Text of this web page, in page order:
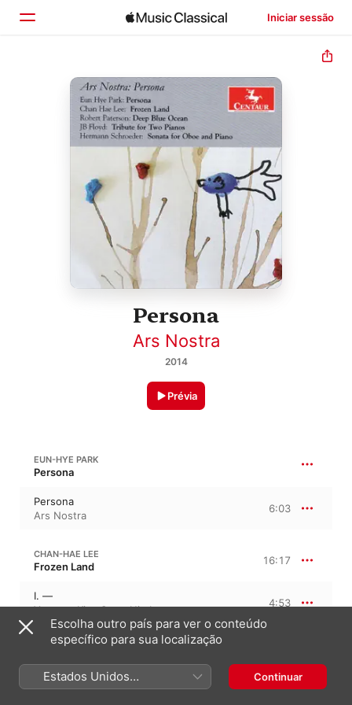
Iniciar sessão
Início
Explorar
Buscar
Persona
Ars Nostra
2014
Prévia
EUN-HYE PARK
Persona
Persona
Ars Nostra
6:03
CHAN-HAE LEE
Frozen Land 16:17
I. —
Youmee Kim,Sang-Hie Lee
4:53
II. —
III. —
5:45
Escolha outro país para ver o conteúdo
específico para sua localização
Estados Unidos
(Português Brasil)
Continuar